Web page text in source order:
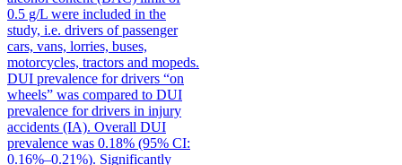
0.5 g/L were included in the
study, i.e. drivers of passenger
cars, vans, lorries, buses,
motorcycles, tractors and mopeds.
DUI prevalence for drivers “on
wheels” was compared to DUI
prevalence for drivers in injury
accidents (IA). Overall DUI
prevalence was 0.18% (95% CI:
0.16%–0.21%). Significantly